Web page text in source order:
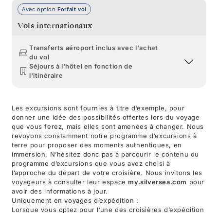
Avec option Forfait vol
Vols internationaux
Transferts aéroport inclus avec l'achat
du vol
Séjours à l'hôtel en fonction de
l'itinéraire
Les excursions sont fournies à titre d’exemple, pour
donner une idée des possibilités offertes lors du voyage
que vous ferez, mais elles sont amenées à changer. Nous
revoyons constamment notre programme d’excursions à
terre pour proposer des moments authentiques, en
immersion. N’hésitez donc pas à parcourir le contenu du
programme d’excursions que vous avez choisi à
l’approche du départ de votre croisière. Nous invitons les
voyageurs à consulter leur espacemy.silversea.com pour
avoir des informations à jour.
Uniquement en voyages d’expédition :
Lorsque vous optez pour l’une des croisières d’expédition